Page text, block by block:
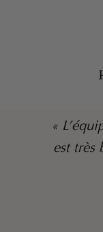
«
est très